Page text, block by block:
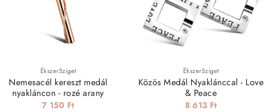
ÉkszerSziget
Nemesacél kereszt medál
nyakláncon - rozé arany
7 150 Ft
ÉkszerSziget
Közös Medál Nyaklánccal - Love
& Peace
8 613 Ft